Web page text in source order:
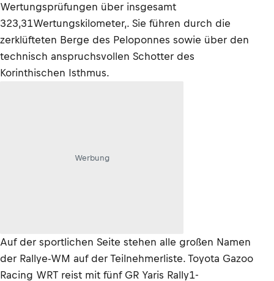
Wertungsprüfungen über insgesamt
323,31Wertungskilometer,. Sie führen durch die
zerklüfteten Berge des Peloponnes sowie über den
technisch anspruchsvollen Schotter des
Korinthischen Isthmus.
Werbung
Auf der sportlichen Seite stehen alle großen Namen
der Rallye-WM auf der Teilnehmerliste. Toyota Gazoo
Racing WRT reist mit fünf GR Yaris Rally1-